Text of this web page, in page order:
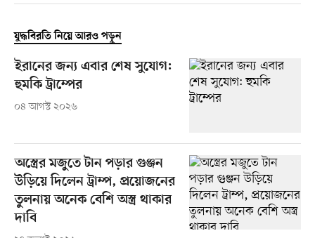
যুদ্ধবিরতি নিয়ে আরও পড়ুন
ইরানের জন্য এবার শেষ সুযোগ:
হুমকি ট্রাম্পের
০৪ আগস্ট ২০২৬
অস্ত্রের মজুতে টান পড়ার গুঞ্জন
উড়িয়ে দিলেন ট্রাম্প, প্রয়োজনের
তুলনায় অনেক বেশি অস্ত্র থাকার
দাবি